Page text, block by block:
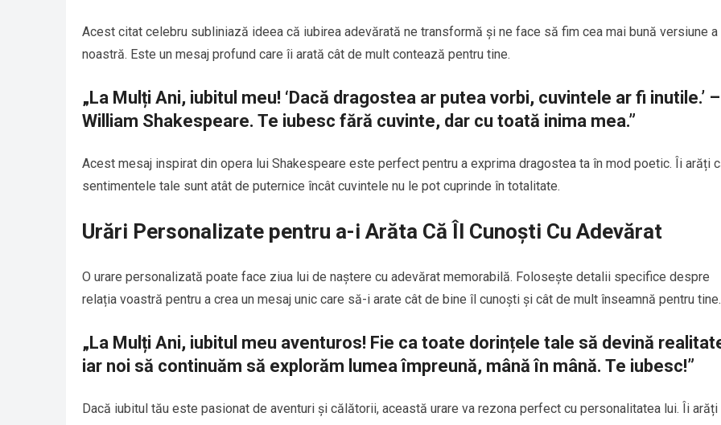
Acest citat celebru subliniază ideea că iubirea adevărată ne transformă și ne face să fim cea mai bună versiune a
noastră. Este un mesaj profund care îi arată cât de mult contează pentru tine.
„La Mulți Ani, iubitul meu! ‘Dacă dragostea ar putea vorbi, cuvintele ar fi inutile.’ –
William Shakespeare. Te iubesc fără cuvinte, dar cu toată inima mea.”
Acest mesaj inspirat din opera lui Shakespeare este perfect pentru a exprima dragostea ta în mod poetic. Îi arăți
sentimentele tale sunt atât de puternice încât cuvintele nu le pot cuprinde în totalitate.
Urări Personalizate pentru a-i Arăta Că Îl Cunoști Cu Adevărat
O urare personalizată poate face ziua lui de naștere cu adevărat memorabilă. Folosește detalii specifice despre
relația voastră pentru a crea un mesaj unic care să-i arate cât de bine îl cunoști și cât de mult înseamnă pentru tine.
„La Mulți Ani, iubitul meu aventuros! Fie ca toate dorințele tale să devină
iar noi să continuăm să explorăm lumea împreună, mână în mână. Te iubesc!”
Dacă iubitul tău este pasionat de aventuri și călătorii, această urare va rezona perfect cu personalitatea lui. Îi arăți